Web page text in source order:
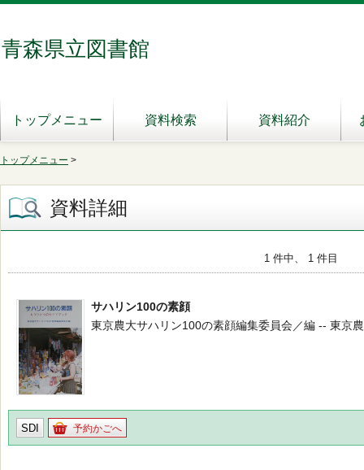
青森県立図書館
トップメニュー 資料検索 資料紹介
トップメニュー >
資料詳細
1 件中、 1 件目
サハリン100の素顔
東京農大サハリン100の素顔編集委員会／編 -- 東京
SDI 予約かごへ